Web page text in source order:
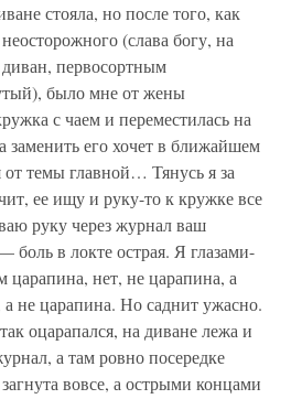
стояла, но после того, как
(слава богу, на
первосортным
было мне от жены
с чаем и переместилась на
его хочет в ближайшем
темы главной… Тянусь я за
ее ищу и руку-то к кружке все
руку через журнал ваш
боль в локте острая. Я глазами-
царапина, нет, не царапина, а
не царапина. Но саднит ужасно.
оцарапался, на диване лежа и
а там ровно посередке
вовсе, а острыми концами